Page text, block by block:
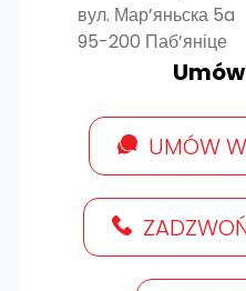
вул. Мар’яньска 5a
95-200 Паб’яніце
UMÓW